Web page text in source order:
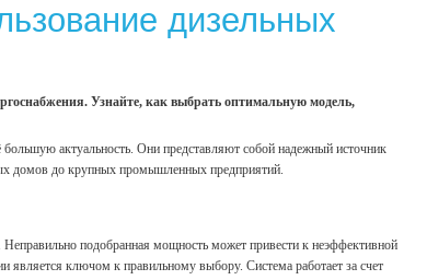
дизельных
Узнайте, как выбрать оптимальную модель,
большую актуальность. Они представляют собой надежный источник
домов до крупных промышленных предприятий.
подобранная мощность может привести к неэффективной
является ключом к правильному выбору. Система работает за счет